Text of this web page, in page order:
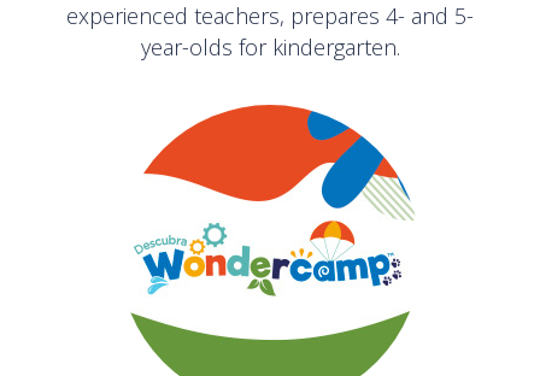
experienced teachers, prepares 4- and 5-
year-olds for kindergarten.